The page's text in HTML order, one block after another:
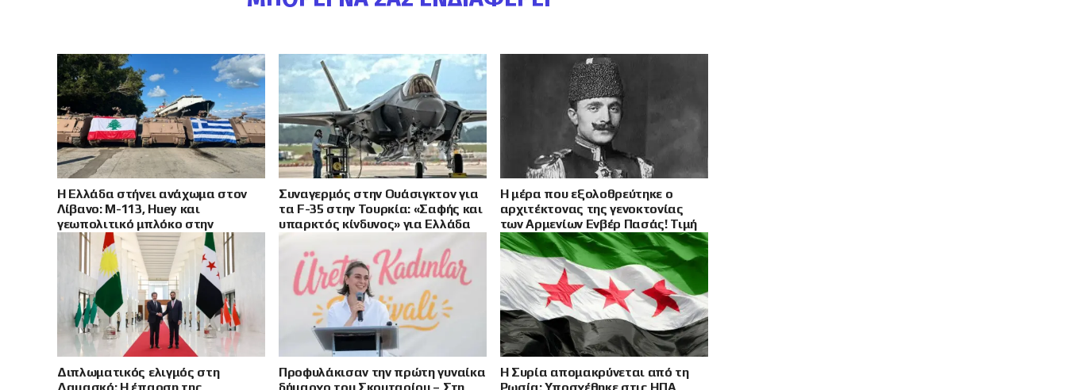
Η Ελλάδα στήνει ανάχωμα στον
Λίβανο: M-113, Huey και
γεωπολιτικό μπλόκο στην
Τουρκία
Συναγερμός στην Ουάσιγκτον για
τα F-35 στην Τουρκία: «Σαφής και
υπαρκτός κίνδυνος» για Ελλάδα
Η μέρα που εξολοθρεύτηκε ο
αρχιτέκτονας της γενοκτονίας
των Αρμενίων Ενβέρ Πασάς! Τιμή
και δόξα στον Χακόμπ
Μελκουμιάν
Διπλωματικός ελιγμός στη
Προφυλάκισαν την πρώτη γυναίκα
Η Συρία απομακρύνεται από τη